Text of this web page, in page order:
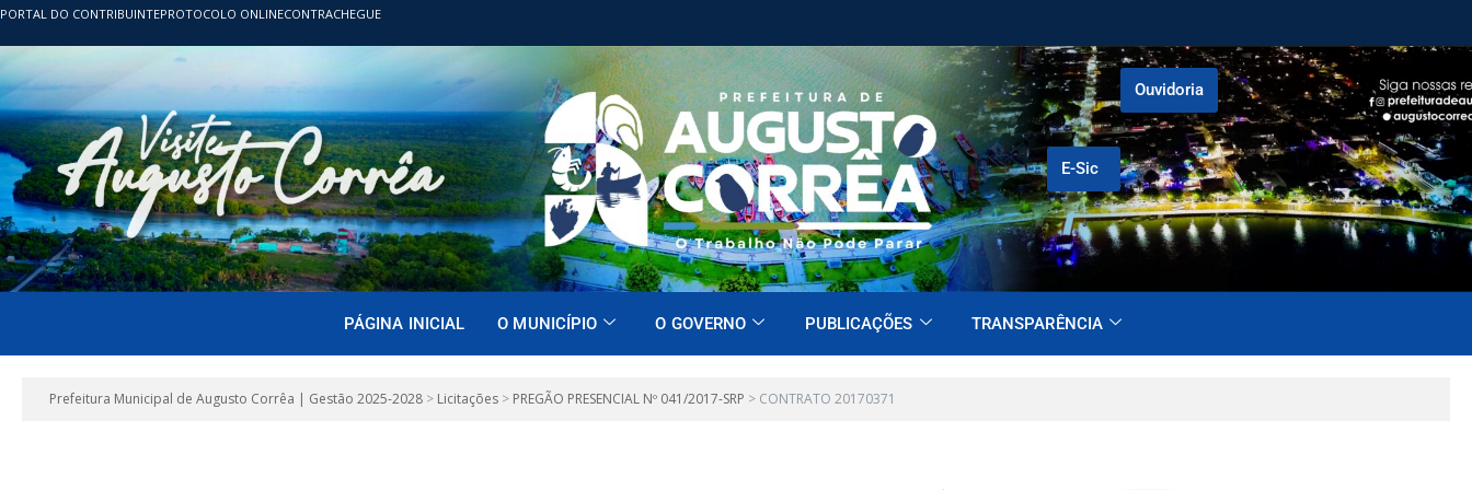
PORTAL DO CONTRIBUINTEPROTOCOLO ONLINECONTRACHEGUE
E-Sic
Ouvidoria
PÁGINA INICIAL O MUNICÍPIO O GOVERNO PUBLICAÇÕES TRANSPARÊNCIA
Prefeitura Municipal de Augusto Corrêa | Gestão 2025-2028 > Licitações > PREGÃO PRESENCIAL Nº 041/2017-SRP > CONTRATO 20170371